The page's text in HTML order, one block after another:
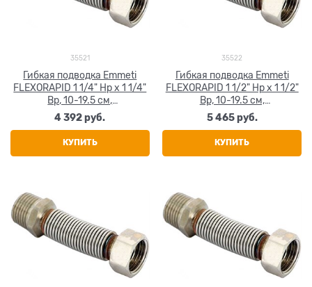
35521
Гибкая подводка Emmeti
FLEXORAPID 1 1/4" Нр х 1 1/4"
Вр, 10-19.5 см,
гофрированная
нержавеющая сталь
4 392 руб.
КУПИТЬ
35522
Гибкая подводка Emmeti
FLEXORAPID 1 1/2" Нр х 1 1/2"
Вр, 10-19.5 см,
гофрированная
нержавеющая сталь
5 465 руб.
КУПИТЬ